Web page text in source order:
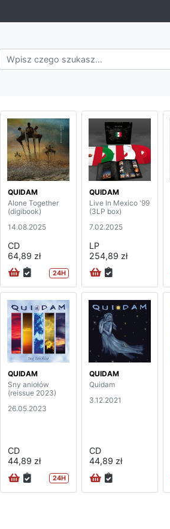
QUIDAM
Alone Together
(digibook)
14.08.2025
CD
64,89 zł
24H
QUIDAM
Live In Mexico '99
(3LP box)
7.02.2025
LP
254,89 zł
QUIDAM
Sny aniołów
(reissue 2023)
26.05.2023
CD
44,89 zł
24H
QUIDAM
Quidam
3.12.2021
CD
44,89 zł